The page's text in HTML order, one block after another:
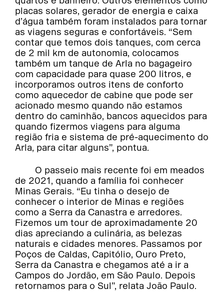
placas solares, gerador de energia e caixa
d’água também foram instalados para tornar
as viagens seguras e confortáveis. “Sem
contar que temos dois tanques, com cerca
de 2 mil km de autonomia, colocamos
também um tanque de Arla no bagageiro
com capacidade para quase 200 litros, e
incorporamos outros itens de conforto
como aquecedor de cabine que pode ser
acionado mesmo quando não estamos
dentro do caminhão, bancos aquecidos para
quando fizermos viagens para alguma
região fria e sistema de pré-aquecimento do
Arla, para citar alguns”, pontua.
O passeio mais recente foi em meados
de 2021, quando a família foi conhecer
Minas Gerais. “Eu tinha o desejo de
conhecer o interior de Minas e regiões
como a Serra da Canastra e arredores.
Fizemos um tour de aproximadamente 20
dias apreciando a culinária, as belezas
naturais e cidades menores. Passamos por
Poços de Caldas, Capitólio, Ouro Preto,
Serra da Canastra e chegamos até a ir a
Campos do Jordão, em São Paulo. Depois
retornamos para o Sul”, relata João Paulo.